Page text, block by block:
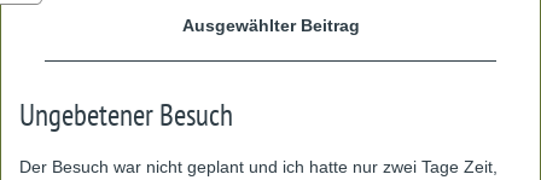
Ausgewählter Beitrag
Ungebetener Besuch
Der Besuch war nicht geplant und ich hatte nur zwei Tage Zeit,